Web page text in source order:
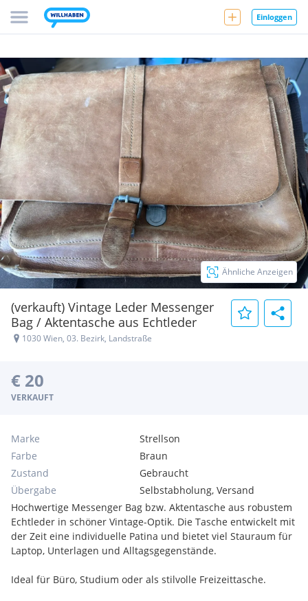
Einloggen
(verkauft) Vintage Leder Messenger
Bag / Aktentasche aus Echtleder
1030 Wien, 03. Bezirk, Landstraße
Ähnliche Anzeigen
€ 20
VERKAUFT
Marke
Strellson
Farbe
Braun
Zustand
Gebraucht
Übergabe
Selbstabholung, Versand
Hochwertige Messenger Bag bzw. Aktentasche aus robustem
Echtleder in schöner Vintage-Optik. Die Tasche entwickelt mit
der Zeit eine individuelle Patina und bietet viel Stauraum für
Laptop, Unterlagen und Alltagsgegenstände.
Ideal für Büro, Studium oder als stilvolle Freizeittasche.